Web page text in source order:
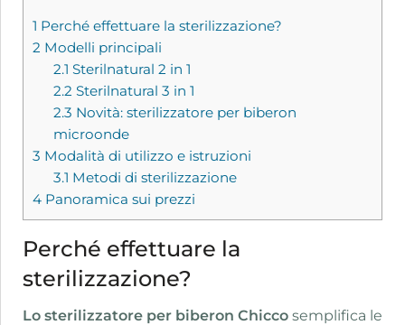
1 Perché effettuare la sterilizzazione?
2 Modelli principali
2.1 Sterilnatural 2 in 1
2.2 Sterilnatural 3 in 1
2.3 Novità: sterilizzatore per biberon
microonde
3 Modalità di utilizzo e istruzioni
3.1 Metodi di sterilizzazione
4 Panoramica sui prezzi
Perché effettuare la
sterilizzazione?
Lo sterilizzatore per biberon Chicco semplifica le